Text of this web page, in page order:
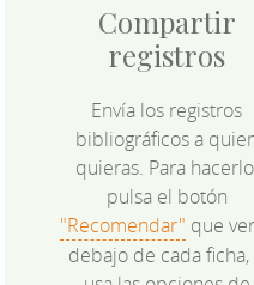
Compartir
registros
Envía los registros
bibliográficos a
quieras. Para
pulsa el botón
"Recomendar" que
debajo de cada ficha,